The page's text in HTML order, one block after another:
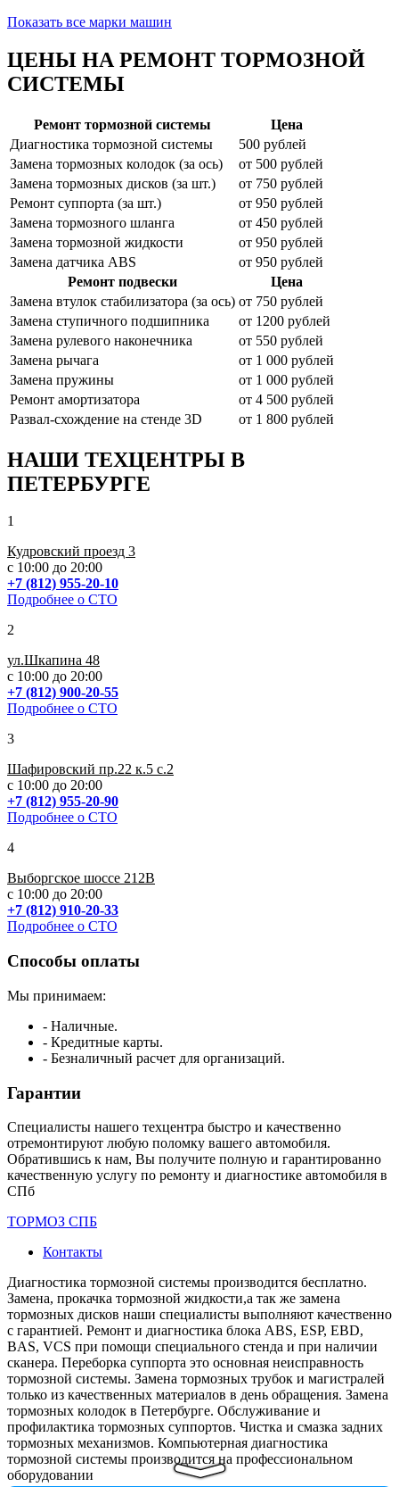
Показать все марки машин
ЦЕНЫ НА РЕМОНТ ТОРМОЗНОЙ
СИСТЕМЫ
Ремонт тормозной системы
Цена
Диагностика тормозной системы
500 рублей
Замена тормозных колодок (за ось)
от 500 рублей
Замена тормозных дисков (за шт.)
от 750 рублей
Ремонт суппорта (за шт.)
от 950 рублей
Замена тормозного шланга
от 450 рублей
Замена тормозной жидкости
от 950 рублей
Замена датчика ABS
от 950 рублей
Ремонт подвески
Цена
Замена втулок стабилизатора (за ось) от 750 рублей
Замена ступичного подшипника
от 1200 рублей
Замена рулевого наконечника
от 550 рублей
Замена рычага
от 1 000 рублей
Замена пружины
от 1 000 рублей
Ремонт амортизатора
от 4 500 рублей
Развал-схождение на стенде 3D от 1 800 рублей
НАШИ ТЕХЦЕНТРЫ В
ПЕТЕРБУРГЕ
1
Кудровский проезд 3
с 10:00 до 20:00
+7 (812) 955-20-10
Подробнее о СТО
2
ул.Шкапина 48
с 10:00 до 20:00
+7 (812) 900-20-55
Подробнее о СТО
3
Шафировский пр.22 к.5 с.2
с 10:00 до 20:00
+7 (812) 955-20-90
Подробнее о СТО
4
Выборгское шоссе 212В
с 10:00 до 20:00
+7 (812) 910-20-33
Подробнее о СТО
Способы оплаты
Мы принимаем:
- Наличные.
- Кредитные карты.
- Безналичный расчет для организаций.
Гарантии
Специалисты нашего техцентра быстро и качественно
отремонтируют любую поломку вашего автомобиля.
Обратившись к нам, Вы получите полную и гарантированно
качественную услугу по ремонту и диагностике автомобиля в
СПб
ТОРМОЗ СПБ
Контакты
Диагностика тормозной системы производится бесплатно.
Замена, прокачка тормозной жидкости,а так же замена
тормозных дисков наши специалисты выполняют качественно
с гарантией. Ремонт и диагностика блока ABS, ESP, EBD,
BAS, VCS при помощи специального стенда и при наличии
сканера. Переборка суппорта это основная неисправность
тормозной системы. Замена тормозных трубок и магистралей
только из качественных материалов в день обращения. Замена
тормозных колодок в Петербурге. Обслуживание и
профилактика тормозных суппортов. Чистка и смазка задних
тормозных механизмов. Компьютерная диагностика
тормозной системы производится на профессиональном
оборудовании